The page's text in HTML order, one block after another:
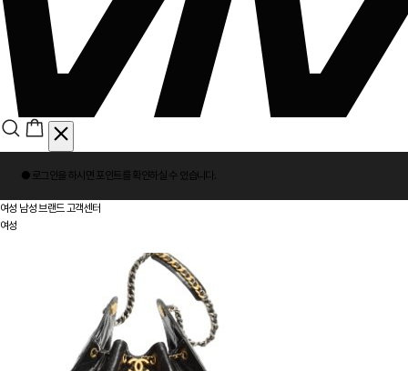
그
인
● 로그인을 하시면 포인트 를 확인하실 수 있습니다.
여성 남성 브랜드 고객센터
여성